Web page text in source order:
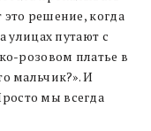
решение, когда
улицах путают с
розовом платье в
мальчик?». И
мы всегда